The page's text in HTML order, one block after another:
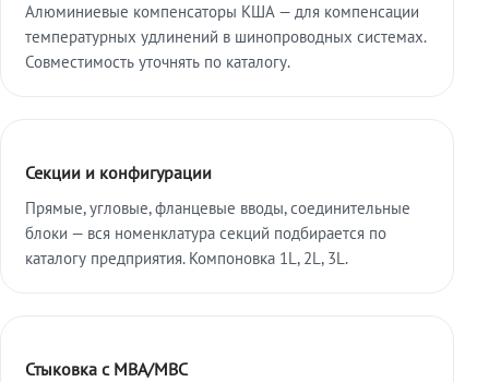
Алюминиевые компенсаторы КША — для компенсации
температурных удлинений в шинопроводных системах.
Совместимость уточнять по каталогу.
Секции и конфигурации
Прямые, угловые, фланцевые вводы, соединительные
блоки — вся номенклатура секций подбирается по
каталогу предприятия. Компоновка 1L, 2L, 3L.
Стыковка с МВА/МВС